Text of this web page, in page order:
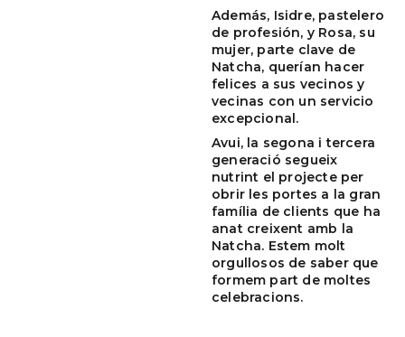
Además, Isidre, pastelero
de profesión, y Rosa, su
mujer, parte clave de
Natcha, querían hacer
felices a sus vecinos y
vecinas con un servicio
excepcional.
Avui, la segona i tercera
generació segueix
nutrint el projecte per
obrir les portes a la gran
família de clients que ha
anat creixent amb la
Natcha. Estem molt
orgullosos de saber que
formem part de moltes
celebracions.